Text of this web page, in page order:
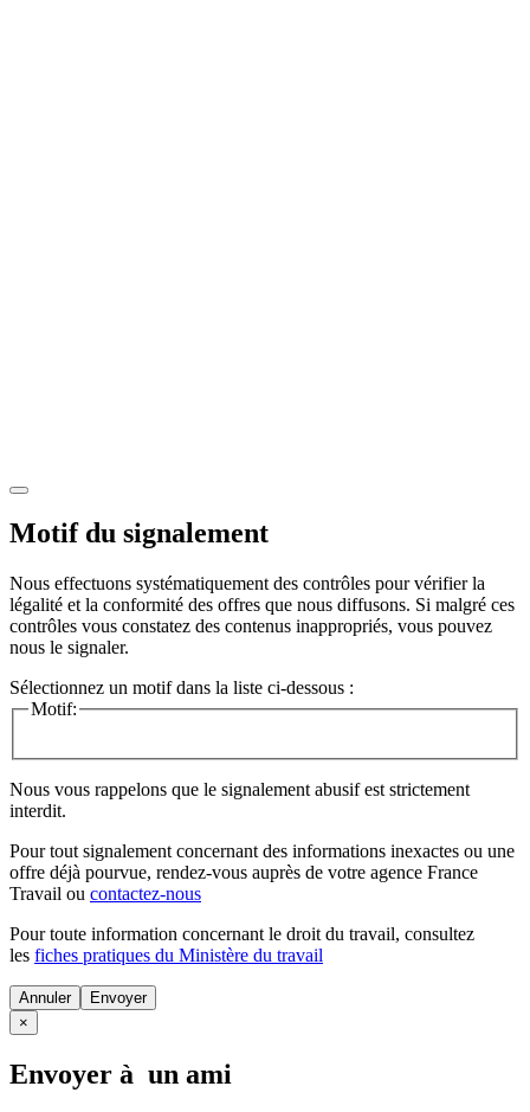
Motif du signalement
Nous effectuons systématiquement des contrôles pour vérifier la
légalité et la conformité des offres que nous diffusons. Si malgré ces
contrôles vous constatez des contenus inappropriés, vous pouvez
nous le signaler.
Sélectionnez un motif dans la liste ci-dessous :
Motif:
Nous vous rappelons que le signalement abusif est strictement
interdit.
Pour tout signalement concernant des informations inexactes ou une
offre déjà pourvue, rendez-vous auprès de votre agence France
Travail ou contactez-nous
Pour toute information concernant le droit du travail, consultez
les fiches pratiques du Ministère du travail
Annuler
×
Envoyer à un ami